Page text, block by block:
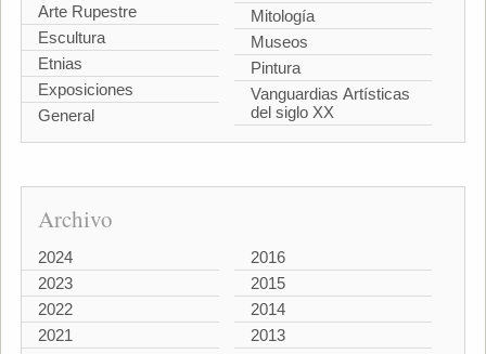
Arte Rupestre
Escultura
Etnias
Exposiciones
General
Mitología
Museos
Pintura
Vanguardias Artísticas
del siglo XX
Archivo
2024
2023
2022
2021
2016
2015
2014
2013